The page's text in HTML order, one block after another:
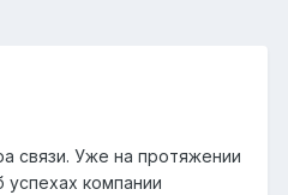
связи. Уже на протяжении
компании